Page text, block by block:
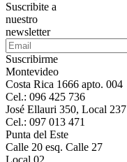
Suscribite a
nuestro
newsletter
Suscribirme
Montevideo
Costa Rica 1666 apto. 004
Cel.: 096 425 736
José Ellauri 350, Local 237
Cel.: 097 013 471
Punta del Este
Calle 20 esq. Calle 27
Local 02